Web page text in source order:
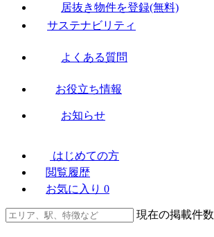
居抜き物件を登録(無料)
サステナビリティ
よくある質問
お役立ち情報
お知らせ
はじめての方
閲覧履歴
お気に入り 0
現在の掲載件数